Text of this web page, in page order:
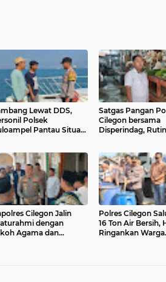
Lewat DDS,
Polsek
Pantau Situasi
Satgas Pangan
Cilegon bersama
Disperindag,
Sejumlah Titik
Cilegon Jalin
dengan
Agama dan
Polres Cilegon
16 Ton Air Bersih,
Ringankan Warga